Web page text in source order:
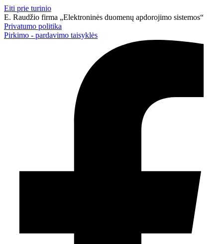
Eiti prie turinio
E. Raudžio firma „Elektroninės duomenų apdorojimo sistemos“
Privatumo politika
Pirkimo - pardavimo taisyklės